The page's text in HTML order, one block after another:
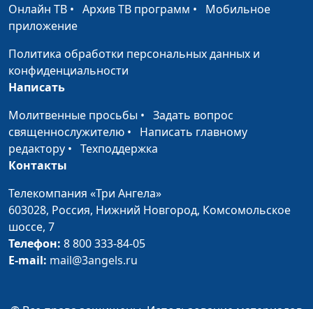
Онлайн ТВ • Архив ТВ программ • Мобильное
приложение
Политика обработки персональных данных и
конфиденциальности
Написать
Молитвенные просьбы • Задать вопрос
священнослужителю • Написать главному
редактору • Техподдержка
Контакты
Телекомпания «Три Ангела»
603028, Россия, Нижний Новгород, Комсомольское
шоссе, 7
Телефон: 8 800 333-84-05
E-mail: mail@3angels.ru